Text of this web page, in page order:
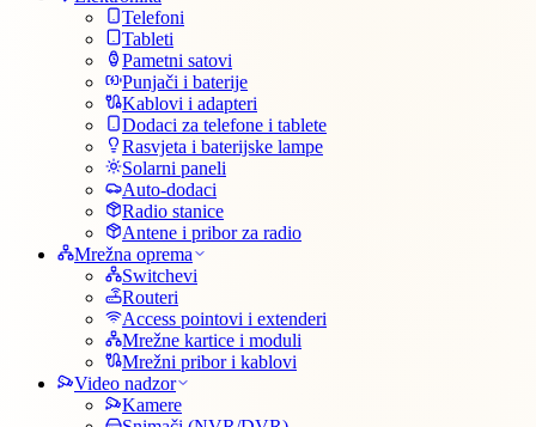
Telefoni
Tableti
Pametni satovi
Punjači i baterije
Kablovi i adapteri
Dodaci za telefone i tablete
Rasvjeta i baterijske lampe
Solarni paneli
Auto-dodaci
Radio stanice
Antene i pribor za radio
Mrežna oprema
Switchevi
Routeri
Access pointovi i extenderi
Mrežne kartice i moduli
Mrežni pribor i kablovi
Video nadzor
Kamere